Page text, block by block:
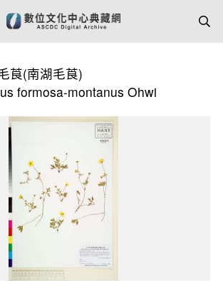
莨(南湖毛莨)
formosa-montanus Ohwi